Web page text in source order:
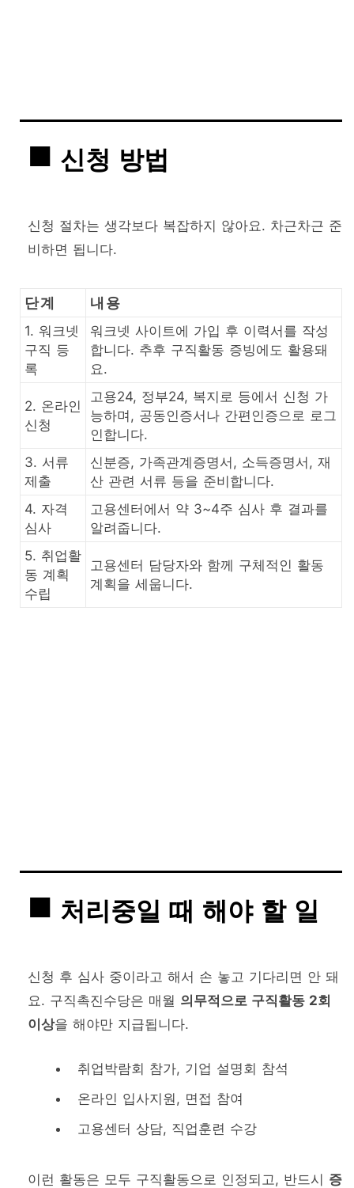
신청 방법
신청 절차는 생각보다 복잡하지 않아요. 차근차근 준
비하면 됩니다.
단계 내용
1. 워크넷
구직 등
록
워크넷 사이트에 가입 후 이력서를 작성
합니다. 추후 구직활동 증빙에도 활용돼
요.
2. 온라인
신청
고용24, 정부24, 복지로 등에서 신청 가
능하며, 공동인증서나 간편인증으로 로그
인합니다.
3. 서류
제출
신분증, 가족관계증명서, 소득증명서, 재
산 관련 서류 등을 준비합니다.
4. 자격
심사
고용센터에서 약 3~4주 심사 후 결과를
알려줍니다.
5. 취업활
동 계획
수립
고용센터 담당자와 함께 구체적인 활동
계획을 세웁니다.
처리중일 때 해야 할 일
신청 후 심사 중이라고 해서 손 놓고 기다리면 안 돼
요. 구직촉진수당은 매월 의무적으로 구직활동 2회
이상을 해야만 지급됩니다.
취업박람회 참가, 기업 설명회 참석
온라인 입사지원, 면접 참여
고용센터 상담, 직업훈련 수강
이런 활동은 모두 구직활동으로 인정되고, 반드시 증